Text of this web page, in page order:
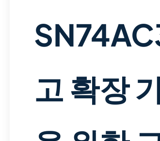
고 확장